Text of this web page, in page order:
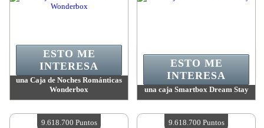
una Caja de Noches Románticas
Wonderbox
Cantidad disponible:4
ESTO ME
INTERESA
una caja Smartbox Dream Stay
Cantidad disponible:4
ESTO ME
INTERESA
9.618.700 Puntos 9.618.700 Puntos